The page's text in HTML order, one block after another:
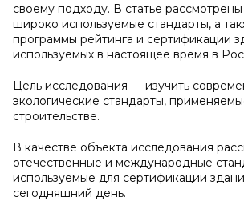
своему подходу. В статье
широко используемые стандарты, а
программы рейтинга и сертификации
используемых в настоящее время в
Цель исследования — изучить
экологические стандарты,
строительстве.
В качестве объекта исследования
отечественные и международные
используемые для сертификации
сегодняшний день.